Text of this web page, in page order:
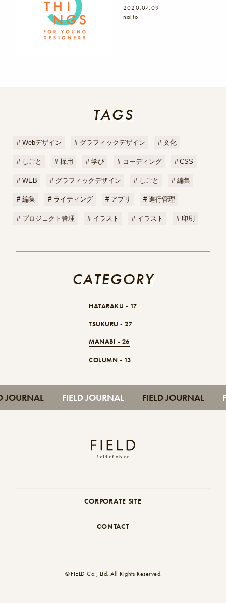
2020.07.09
naito
TAGS
TAGS
Webデザイン グラフィックデザイン 文化
しごと 採用 学び コーディング CSS
WEB グラフィックデザイン しごと 編集
編集 ライティング アプリ 進行管理
プロジェクト管理 イラスト イラスト 印刷
CATEGORY
CATEGORY
HATARAKU - 17
TSUKURU -27
MANABI - 26
COLUMN - 13
JOURNAL FIELD JOURNAL FIELD JOURNAL
CORPORATE SITE
CONTACT
©FIELD Co., Ltd. All Rights Reserved.